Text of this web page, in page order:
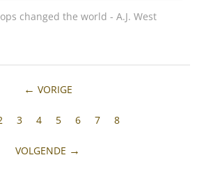
changed the world - A.J. West
VORIGE
3 4 5 6 7 8
VOLGENDE